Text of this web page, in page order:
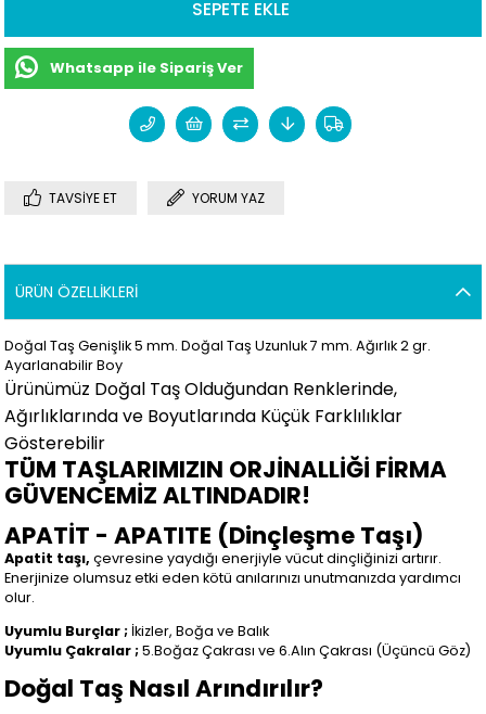
Whatsapp ile Sipariş Ver
TAVSIYE ET YORUM YAZ
ÜRÜN ÖZELLIKLERI
Doğal Taş Genişlik 5 mm. Doğal Taş Uzunluk 7 mm. Ağırlık 2gr.
Ayarlanabilir Boy
Ürünümüz Doğal Taş Olduğundan Renklerinde,
Ağırlıklarında ve Boyutlarında Küçük Farklılıklar
Gösterebilir
TÜM TAŞLARIMIZIN ORJİNALLİĞİ FİRMA
GÜVENCEMİZ ALTINDADIR!
APATİT - APATITE (Dinçleşme Taşı)
Apatit taşı,çevresine yaydığı enerjiyle vücut dinçliğinizi artırır.
Enerjinize olumsuz etki eden kötü anılarınızı unutmanızda yardımcı
olur.
Uyumlu Burçlar ; İkizler, Boğa ve Balık
Uyumlu Çakralar ;5.Boğaz Çakrası ve 6.Alın Çakrası (Üçüncü Göz)
Doğal Taş Nasıl Arındırılır?